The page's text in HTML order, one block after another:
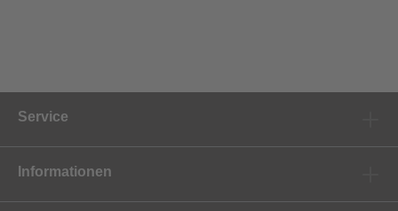
Service
Informationen